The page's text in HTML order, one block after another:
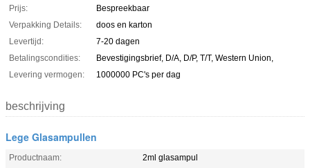
Prijs:
Bespreekbaar
Verpakking Details:
doos en karton
Levertijd:
7-20 dagen
Betalingscondities:
Bevestigingsbrief, D/A, D/P, T/T, Western Union,
Levering vermogen:
1000000 PC's per dag
beschrijving
Lege Glasampullen
Productnaam:
2ml glasampul